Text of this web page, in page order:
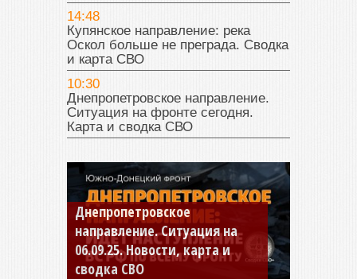
14:48
Купянское направление: река
Оскол больше не преграда. Сводка
и карта СВО
10:30
Днепропетровское направление.
Ситуация на фронте сегодня.
Карта и сводка СВО
Константиновское
направление. Ситуация на
04.09.25 Новости, карта и
сводка СВО